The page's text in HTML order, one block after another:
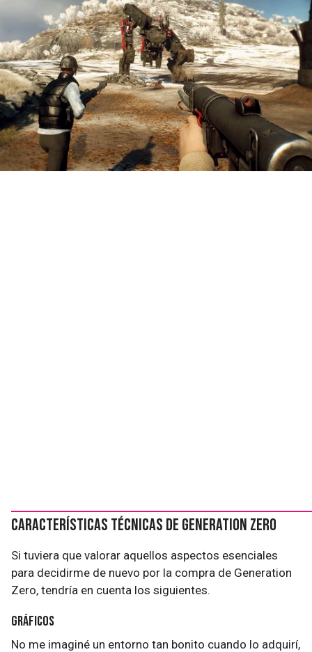
Características técnicas de Generation Zero
Si tuviera que valorar aquellos aspectos esenciales
para decidirme de nuevo por la compra de Generation
Zero, tendría en cuenta los siguientes.
Gráficos
No me imaginé un entorno tan bonito cuando lo adquirí,